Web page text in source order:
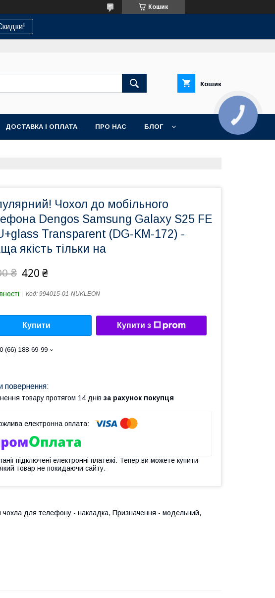
Кошик
Кошик
ДОСТАВКА І ОПЛАТА ПРО НАС БЛОГ
Чохол до мобільного
Dengos Samsung Galaxy S25 FE
Transparent (DG-KM-172) -
якість тільки на
₴ 420 ₴
Код: 994015-01-NUKLEON
Купити Купити з
(66) 188-69-99
товару протягом 14 днів за рахунок покупця
підключені електронні платежі. Тепер ви можете купити
товар не покидаючи сайту.
чохла для телефону - накладка, Призначення - модельний,
КНОПКА
ЗВ'ЯЗКУ